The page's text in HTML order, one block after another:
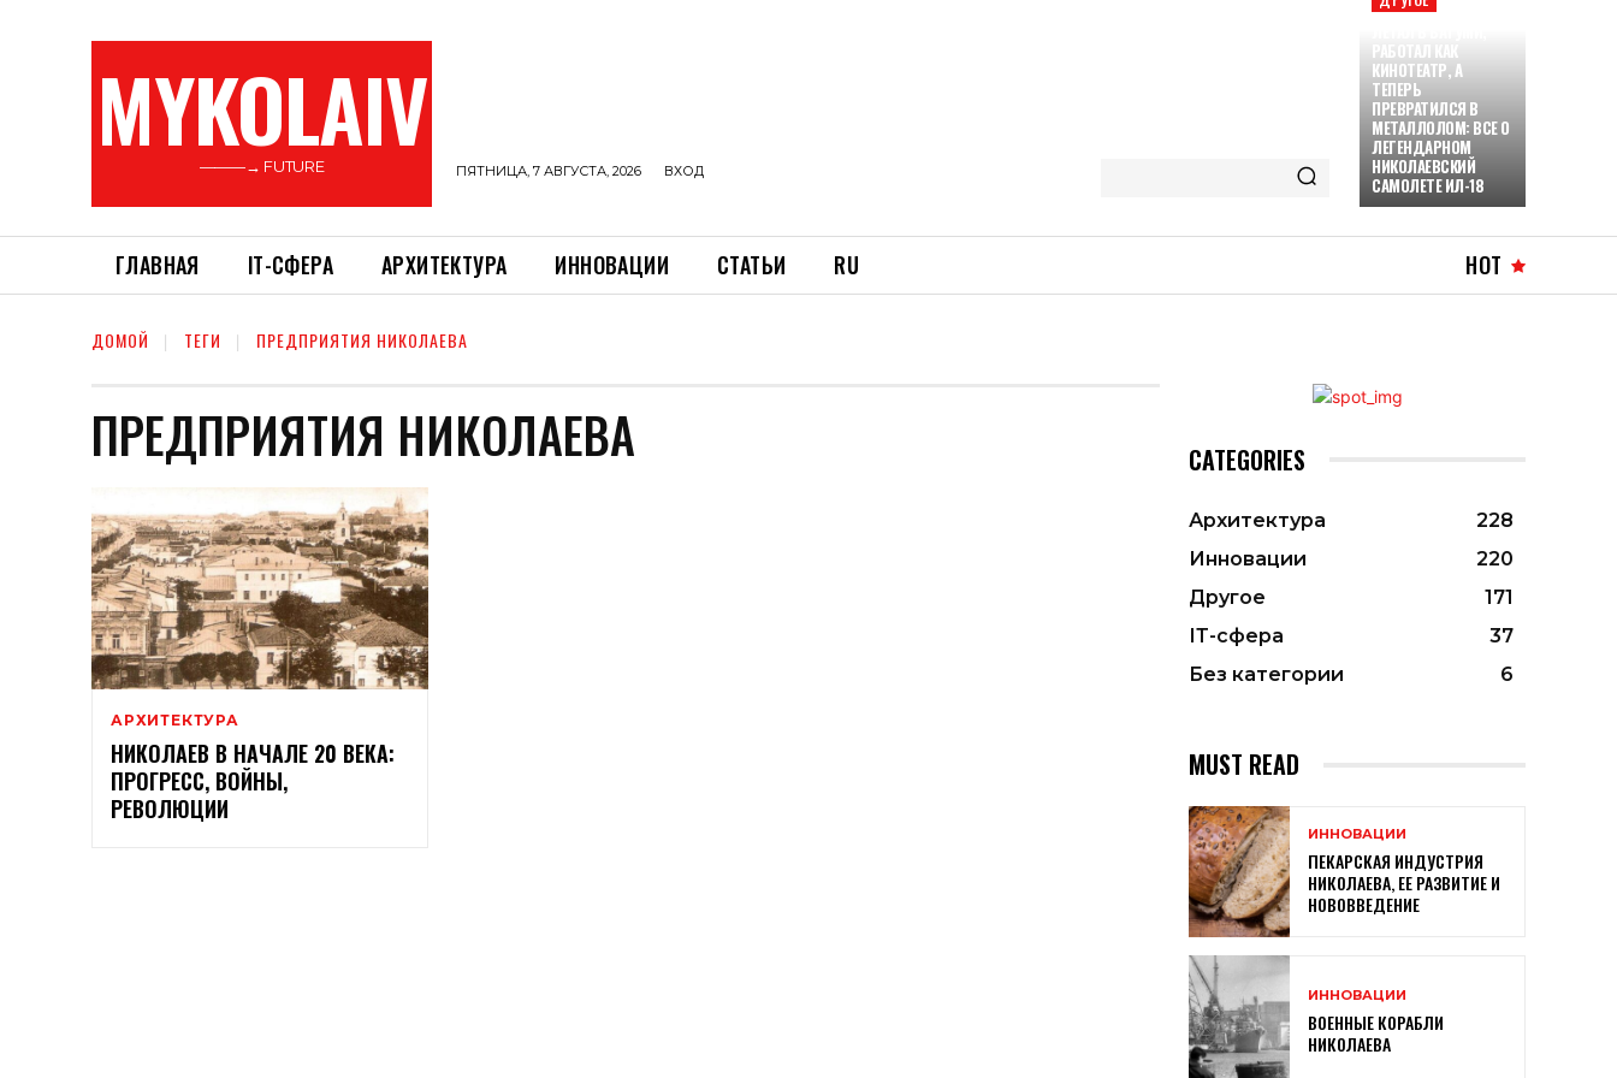
MYKOLAIV
———→ FUTURE ПЯТНИЦА, 7 АВГУСТА, 2026 ВХОД
РАБОТАЛ КАК
КИНОТЕАТР, А
ТЕПЕРЬ
ПРЕВРАТИЛСЯ В
МЕТАЛЛОЛОМ: ВСЕ О
ЛЕГЕНДАРНОМ
НИКОЛАЕВСКИЙ
САМОЛЕТЕ ИЛ-18
ГЛАВНАЯ ІТ-СФЕРА АРХИТЕКТУРА ИННОВАЦИИ СТАТЬИ RU HOT
ДОМОЙ ТЕГИ ПРЕДПРИЯТИЯ НИКОЛАЕВА
ПРЕДПРИЯТИЯ НИКОЛАЕВА
АРХИТЕКТУРА
НИКОЛАЕВ В НАЧАЛЕ 20 ВЕКА:
ПРОГРЕСС, ВОЙНЫ,
РЕВОЛЮЦИИ
CATEGORIES
Архитектура
228
Инновации
220
Другое
171
ІТ-сфера
37
Без категории
6
MUST READ
ИННОВАЦИИ
ПЕКАРСКАЯ ИНДУСТРИЯ
НИКОЛАЕВА, ЕЕ РАЗВИТИЕ И
НОВОВВЕДЕНИЕ
ИННОВАЦИИ
ВОЕННЫЕ КОРАБЛИ
НИКОЛАЕВА